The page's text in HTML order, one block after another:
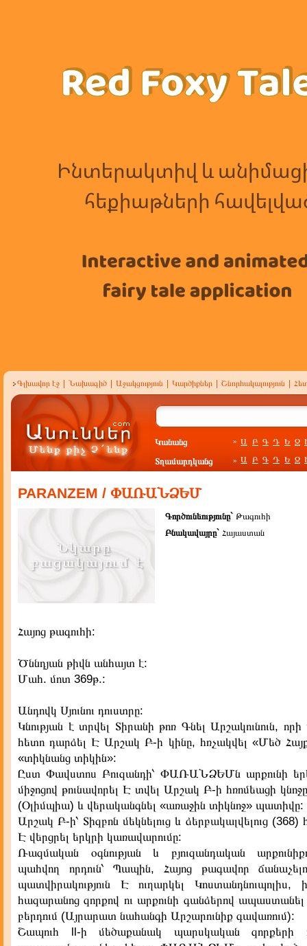
Գլխավոր էջ Նախագիծ Աջակցություն Կարծիքներ Շնորհակալություն
Կանանց » Ա Բ Գ Դ Ե Զ
Տղամարդկանց » Ա Բ Գ Դ Ե Զ
PARANZEM / ՓԱՌԱՆՁԵՄ
Գործունեությունը` Թագուհի
Բնակավայրը` Հայաստան
Հայոց թագուհի:
Ծննդյան թիվն անհայտ է:
Մահ. մոտ 369թ.:
Անդովկ Սյունու դուստրը:
Կնության է տրվել Տիրանի թոռ Գնել Արշակունուն, որի
հետո դարձել Է Արշակ Բ-ի կինը, հռչակվել «Մեծ
«տիկնանց տիկին»:
Ըստ Փավստոս Բուզանդի՝ ՓԱՌԱՆՁԵՄն արքունի
միջոցով թունավորել Է տվել Արշակ Բ-ի հռոմեացի
(Օլիմպիա) և վերականգնել «առաջին տիկնոջ» պատիվը:
Արշակ Բ-ի՝ Տիզբոն մեկնելուց և ձերբակալվելուց (368)
Է վերցրել երկրի կառավարումը:
Ռազմական օգնության և բյուզանդական
պահվող որդուն՝ Պապին, Հայոց թագավոր
պատվիրակություն Է ուղարկել Կոստանդնուպոլիս,
հազարանոց զորքով ու արքունի գանձերով
բերդում (Այրարատ նահանգի Արշարունիք գավառում):
Շապուհ ll-ի մեծաքանակ պարսկական զորքերի